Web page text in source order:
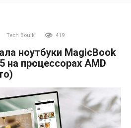
Tech Boulk 419
ноутбуки MagicBook
на процессорах AMD